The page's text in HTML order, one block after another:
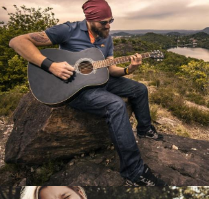
Перевод интернет-
Guitaramania.ru на
Смотреть проект